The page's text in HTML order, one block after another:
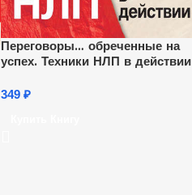
Переговоры… обреченные на
успех. Техники НЛП в действии
349₽